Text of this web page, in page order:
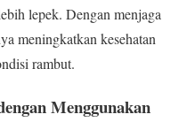
lepek. Dengan menjaga
meningkatkan kesehatan
rambut.
Menggunakan